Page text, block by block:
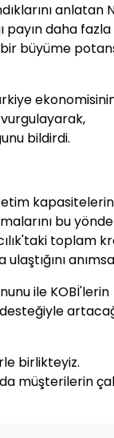
anlatan
payın daha fazla
büyüme
bildirdi.
bu yönde
toplam
ile KOBİ'lerin
birlikteyiz.
müşterilerin